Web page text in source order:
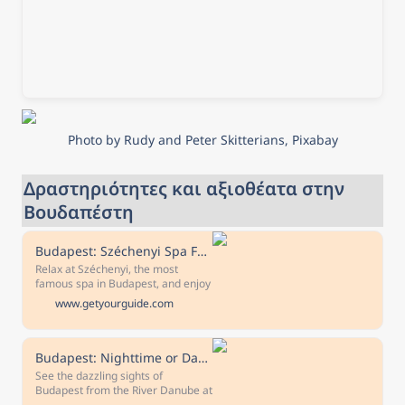
Photo by Rudy and Peter Skitterians, Pixabay
Δραστηριότητες και αξιοθέατα στην
Βουδαπέστη
Budapest: Széchenyi Spa Full Day with Optional Pálinka Tour
Relax at Széchenyi, the most
famous spa in Budapest, and enjoy
an optional free interactive pálinka
spirits-tasting tour where you will
discover more of the history and
culture of Hungary. Free
cancellation Cancel up to 24 hours
in advance to receive a full refund
Reserve now & pay later Keep your
travel plans flexible - book your
www.getyourguide.com
Budapest: Nighttime or Daytime Sightseeing Cruise
See the dazzling sights of
Budapest from the River Danube at